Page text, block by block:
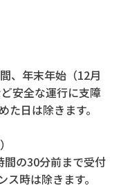
、年末年始（12月
安全な運行に支障
日は除きます。
の30分前まで受付
時は除きます。